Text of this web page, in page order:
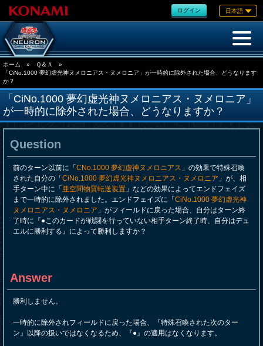
ログイン 日本語
ホーム » Ｑ＆Ａ
»
「CiNo.1000 夢幻虚光神ヌメロニアス・ヌメロニア」が一時的に除外された場合、どうなります
か？
「CiNo.1000 夢幻虚光神ヌメロニアス・ヌメロニア」
が一時的に除外された場合、どうなりますか？
Question
前のターン以前に「 CNo.1000 夢幻虚神ヌメロニアス 」の効果で特殊召喚
された自分の「 CiNo.1000 夢幻虚光神ヌメロニアス・ヌメロニア 」が、相
手ターン中に「 亜空間物質転送装置 」などの効果によってエンドフェイズ
まで一時的に除外されました。エンドフェイズに「 CiNo.1000 夢幻虚光神
ヌメロニアス・ヌメロニア 」がフィールドに戻った場合、自分はターン終
了時に『●このカードが戦闘を行っていない相手ターン終了時、自分はデュ
エルに勝利する』によって勝利しますか？
Answer
勝利しません。
一時的に除外されフィールドに戻った場合、『特殊召喚された次のター
ン』以降の扱いではなくなるため、『●』の適用はなくなります。